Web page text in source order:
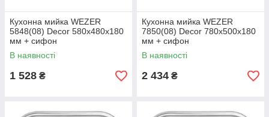
Кухонна мийка WEZER
5848(08) Deсor 580x480x180
мм + сифон
В наявності
1 528 ₴
Кухонна мийка WEZER
7850(08) Deсоr 780x500x180
мм + сифон
В наявності
2 434 ₴